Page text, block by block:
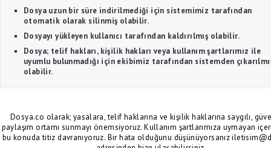
Dosya uzun bir süre indirilmediği için sistemimiz tarafından
otomatik olarak silinmiş olabilir.
Dosyayı yükleyen kullanıcı tarafından kaldırılmış olabilir.
Dosya; telif hakları, kişilik hakları veya kullanım şartlarımız ile
uyumlu bulunmadığı için ekibimiz tarafından sistemden
olabilir.
Dosya.co olarak; yasalara, telif haklarına ve kişilik haklarına saygılı,
paylaşım ortamı sunmayı önemsiyoruz. Kullanım şartlarımıza uymayan
bu konuda titiz davranıyoruz. Bir hata olduğunu düşünüyorsanız